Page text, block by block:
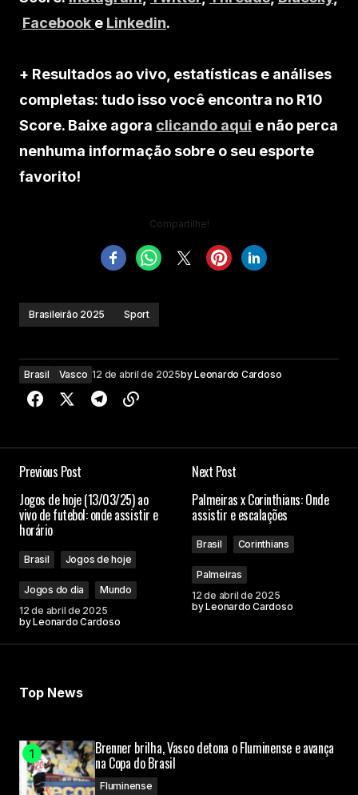
Facebook e Linkedin.
+ Resultados ao vivo, estatísticas e análises
completas: tudo isso você encontra no R10
Score. Baixe agora clicando aqui e não perca
nenhuma informação sobre o seu esporte
favorito!
Compartilhe!
Brasileirão 2025 Sport
Brasil Vasco 12 de abril de 2025byLeonardo Cardoso
Previous Post
Jogos de hoje (13/03/25) ao
vivo de futebol: onde assistir e
horário
Brasil Jogos de hoje
Jogos do dia
Mundo
12 de abril de 2025
byLeonardo Cardoso
Next Post
Palmeiras x Corinthians: Onde
assistir e escalações
Brasil Corinthians
Palmeiras
12 de abril de 2025
byLeonardo Cardoso
Top News
Brenner brilha, Vasco detona o Fluminense e avança
na Copa do Brasil
Fluminense